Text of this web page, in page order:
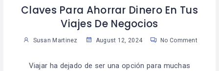
Claves Para Ahorrar Dinero En Tus
Viajes De Negocios
Susan Martinez August 12, 2024 No Comment
Viajar ha dejado de ser una opción para muchas